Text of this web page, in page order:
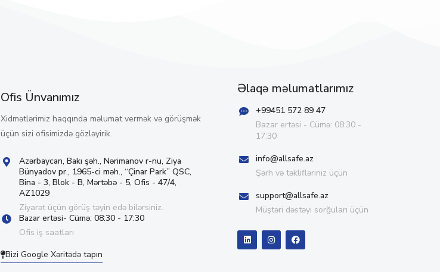
Ofis Ünvanımız
Xidmətlərimiz haqqında məlumat vermək və görüşmək
üçün sizi ofisimizdə gözləyirik.
Azərbaycan, Bakı şəh., Nərimanov r-nu, Ziya
Bünyadov pr., 1965-ci məh., “Çinar Park” QSC,
Bina - 3, Blok - B, Mərtəbə - 5, Ofis - 47/4,
AZ1029
Ziyarət üçün görüş təyin edə bilərsiniz.
Bazar ertəsi- Cümə: 08:30 - 17:30
Ofis iş saatları
Bizi Google Xəritədə tapın
Əlaqə məlumatlarımız
+99451 572 89 47
Bazar ertəsi - Cümə: 08:30 -
17:30
info@allsafe.az
Şərh və təklifləriniz üçün
support@allsafe.az
Müştəri dəstəyi sorğuları üçün